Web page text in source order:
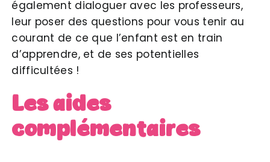
également dialoguer avec les professeurs,
leur poser des questions pour vous tenir au
courant de ce que l’enfant est en train
d’apprendre, et de ses potentielles
difficultées !
Les aides
complémentaires